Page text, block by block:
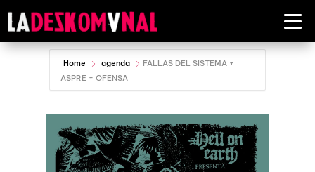
Home agenda
FALLAS DEL SISTEMA +
ASPRE + OFENSA